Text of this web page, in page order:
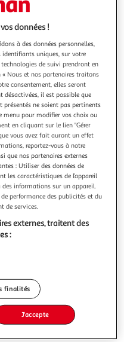
Laure Rollier Tic-tac,
Les secrets
l'éternité. Niels et
pensaient pouvoir
mais le moment est
de ce produit ?
prix
données !
à des données personnelles,
identifiants uniques, sur votre
technologies de suivi prendront en
Nous et nos partenaires traitons
consentement, elles seront
désactivées, il est possible que
présentés ne soient pas pertinents
menu pour modifier vos choix ou
en cliquant sur le lien "Gérer
vous avez fait auront un effet
reportez-vous à notre
que nos partenaires externes
: Utiliser des données de
les caractéristiques de l’appareil
informations sur un appareil.
performance des publicités et du
de services.
externes, traitent des
:
finalités
J'accepte